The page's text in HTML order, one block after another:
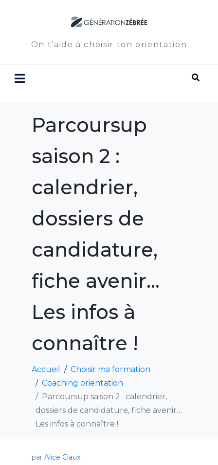
On t’aide à choisir ton orientation
Parcoursup
saison 2 :
calendrier,
dossiers de
candidature,
fiche avenir…
Les infos à
connaître !
Accueil
Choisir ma formation
Coaching orientation
Parcoursup saison 2 : calendrier,
dossiers de candidature, fiche avenir…
Les infos à connaître !
par Alice Claux